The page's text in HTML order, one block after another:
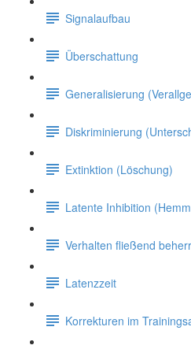
Signalaufbau
Überschattung
Generalisierung
Diskriminierung
Extinktion (Löschung)
Latente Inhibition
Verhalten fließend
Latenzzeit
Korrekturen im